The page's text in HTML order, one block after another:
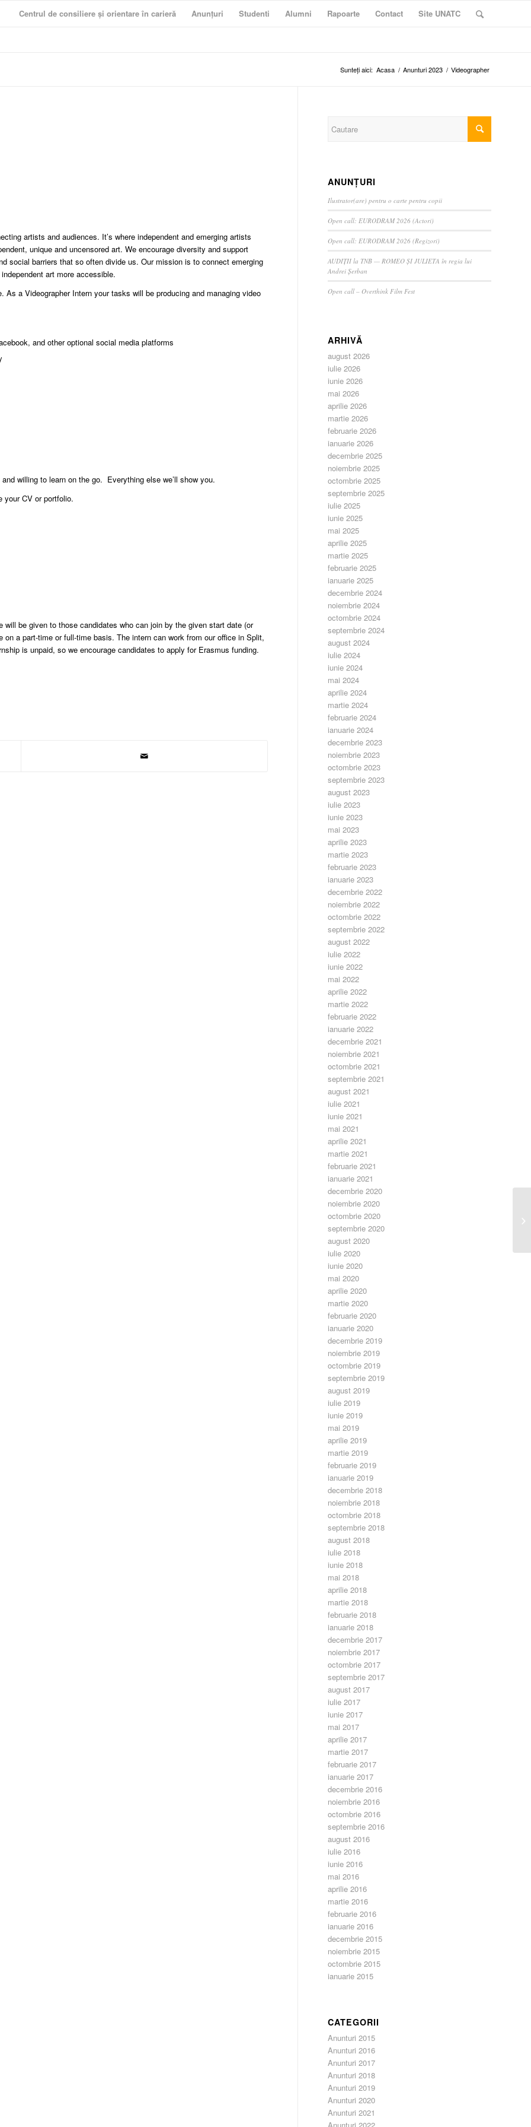
Centrul de consiliere și orientare în carieră Anunțuri Studenti Alumni Rapoarte Contact Site UNATC
Sunteți aici: Acasa / Anunturi 2023 / Videographer
artists and audiences. It’s where independent and emerging artists
unique and uncensored art. We encourage diversity and support
social barriers that so often divide us. Our mission is to connect emerging
art more accessible.
As a Videographer Intern your tasks will be producing and managing video
and other optional social media platforms
willing to learn on the go. Everything else we’ll show you.
your CV or portfolio.
be given to those candidates who can join by the given start date (or
a part-time or full-time basis. The intern can work from our office in Split,
is unpaid, so we encourage candidates to apply for Erasmus funding.
ANUNȚURI
Ilustrator(are) pentru o carte pentru copii
Open call: EURODRAM 2026 (Actori)
Open call: EURODRAM 2026 (Regizori)
AUDIȚII la TNB — ROMEO ȘI JULIETA în regia lui
Andrei Șerban
Open call – Overthink Film Fest
ARHIVĂ
august 2026
iulie 2026
iunie 2026
mai 2026
aprilie 2026
martie 2026
februarie 2026
ianuarie 2026
decembrie 2025
noiembrie 2025
octombrie 2025
septembrie 2025
iulie 2025
iunie 2025
mai 2025
aprilie 2025
martie 2025
februarie 2025
ianuarie 2025
decembrie 2024
noiembrie 2024
octombrie 2024
septembrie 2024
august 2024
iulie 2024
iunie 2024
mai 2024
aprilie 2024
martie 2024
februarie 2024
ianuarie 2024
decembrie 2023
noiembrie 2023
octombrie 2023
septembrie 2023
august 2023
iulie 2023
iunie 2023
mai 2023
aprilie 2023
martie 2023
februarie 2023
ianuarie 2023
decembrie 2022
noiembrie 2022
octombrie 2022
septembrie 2022
august 2022
iulie 2022
iunie 2022
mai 2022
aprilie 2022
martie 2022
februarie 2022
ianuarie 2022
decembrie 2021
noiembrie 2021
octombrie 2021
septembrie 2021
august 2021
iulie 2021
iunie 2021
mai 2021
aprilie 2021
martie 2021
februarie 2021
ianuarie 2021
decembrie 2020
noiembrie 2020
octombrie 2020
septembrie 2020
august 2020
iulie 2020
iunie 2020
mai 2020
aprilie 2020
martie 2020
februarie 2020
ianuarie 2020
decembrie 2019
noiembrie 2019
octombrie 2019
septembrie 2019
august 2019
iulie 2019
iunie 2019
mai 2019
aprilie 2019
martie 2019
februarie 2019
ianuarie 2019
decembrie 2018
noiembrie 2018
octombrie 2018
septembrie 2018
august 2018
iulie 2018
iunie 2018
mai 2018
aprilie 2018
martie 2018
februarie 2018
ianuarie 2018
decembrie 2017
noiembrie 2017
octombrie 2017
septembrie 2017
august 2017
iulie 2017
iunie 2017
mai 2017
aprilie 2017
martie 2017
februarie 2017
ianuarie 2017
decembrie 2016
noiembrie 2016
octombrie 2016
septembrie 2016
august 2016
iulie 2016
iunie 2016
mai 2016
aprilie 2016
martie 2016
februarie 2016
ianuarie 2016
decembrie 2015
noiembrie 2015
octombrie 2015
ianuarie 2015
CATEGORII
Anunturi 2015
Anunturi 2016
Anunturi 2017
Anunturi 2018
Anunturi 2019
Anunturi 2020
Anunturi 2021